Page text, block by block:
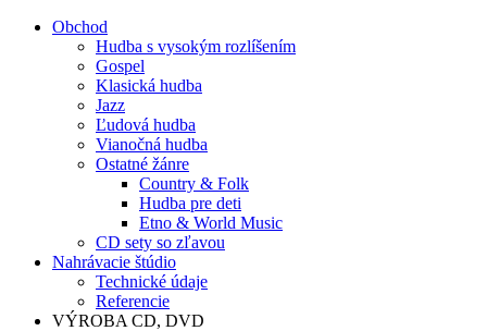
Obchod
Hudba s vysokým rozlíšením
Gospel
Klasická hudba
Jazz
Ľudová hudba
Vianočná hudba
Ostatné žánre
Country & Folk
Hudba pre deti
Etno & World Music
CD sety so zľavou
Nahrávacie štúdio
Technické údaje
Referencie
VÝROBA CD, DVD